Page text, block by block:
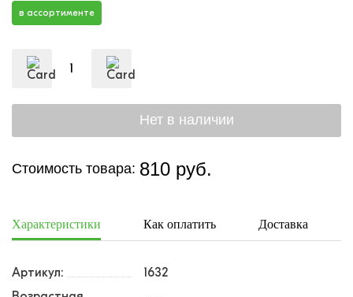
в ассортименте
Стоимость товара: 810 руб.
Характеристики Как оплатить Доставка
Артикул:
1632